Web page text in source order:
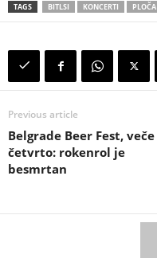
TAGS BITLSI KONCERTI PLOČA
Previous article
Belgrade Beer Fest, veče
četvrto: rokenrol je
besmrtan